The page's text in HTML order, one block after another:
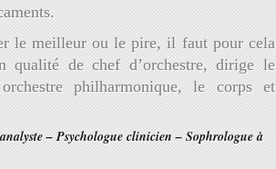
le meilleur ou le pire, il faut pour cela
qualité de chef d’orchestre, dirige le
philharmonique, le corps et
– Psychologue clinicien – Sophrologue à